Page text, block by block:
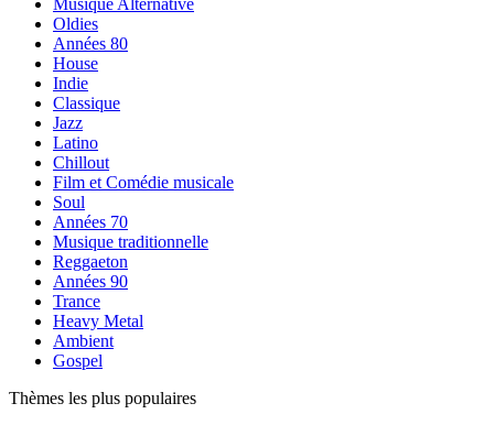
Musique Alternative
Oldies
Années 80
House
Indie
Classique
Jazz
Latino
Chillout
Film et Comédie musicale
Soul
Années 70
Musique traditionnelle
Reggaeton
Années 90
Trance
Heavy Metal
Ambient
Gospel
Thèmes les plus populaires